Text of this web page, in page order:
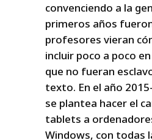
convenciendo a la
primeros años
profesores vieran
incluir poco a poco
que no fueran
texto. En el año
se plantea hacer el
tablets a
Windows, con todas